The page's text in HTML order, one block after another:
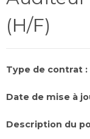
(H/F)
Type de contrat :
Date de mise à
Description du